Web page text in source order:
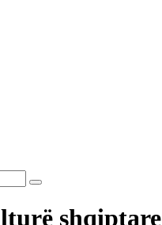
shqiptare